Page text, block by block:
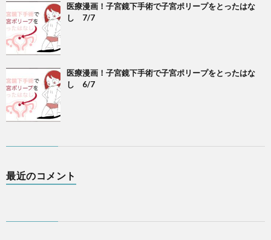
医療漫画！子宮鏡下手術で子宮ポリープをとったはな
し 7/7
医療漫画！子宮鏡下手術で子宮ポリープをとったはな
し 6/7
最近のコメント